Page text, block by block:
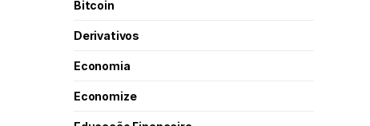
Bitcoin
Derivativos
Economia
Economize